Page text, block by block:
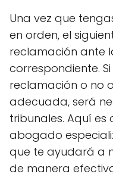
Una vez que
en orden, el
reclamación ante
correspondiente.
reclamación o no
adecuada, será
tribunales. Aquí es
abogado
que te ayudará a
de manera